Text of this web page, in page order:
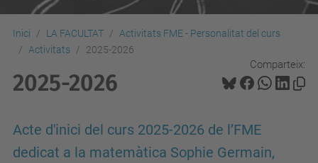
Inici LA FACULTAT
Activitats FME - Personalitat del curs
Activitats
2025-2026
Comparteix:
2025-2026
Acte d'inici del curs 2025-2026 de l’FME
dedicat a la matemàtica Sophie Germain,